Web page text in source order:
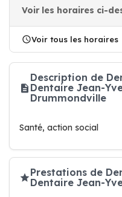
Voir les horaires ci-
Voir tous les horaires
Description de
Dentaire Jean-
Drummondville
Santé, action social
Prestations de
Dentaire Jean-